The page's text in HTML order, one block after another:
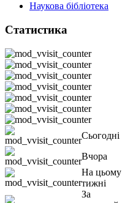
Наукова бібліотека
Статистика
Сьогодні
Вчора
На цьому
тижні
За